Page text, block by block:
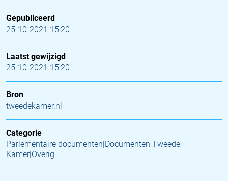
Gepubliceerd
25-10-2021 15:20
Laatst gewijzigd
25-10-2021 15:20
Bron
tweedekamer.nl
Categorie
Parlementaire documenten|Documenten Tweede
Kamer|Overig